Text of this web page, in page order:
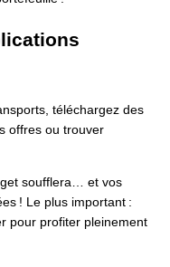
téléchargez des
offres ou trouver
soufflera… et vos
! Le plus important :
pour profiter pleinement